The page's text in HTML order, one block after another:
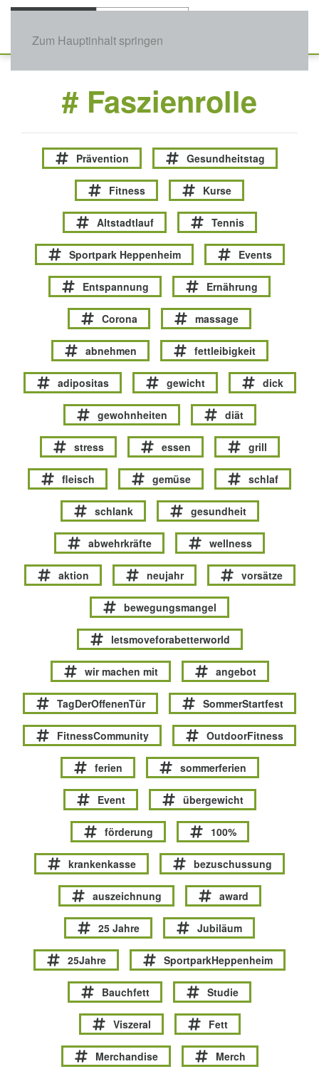
Zum Hauptinhalt springen
# Faszienrolle
Prävention Gesundheitstag
Fitness Kurse
Altstadtlauf Tennis
Sportpark Heppenheim Events
Entspannung Ernährung
Corona massage
abnehmen fettleibigkeit
adipositas gewicht dick
gewohnheiten diät
stress essen grill
fleisch gemüse schlaf
schlank gesundheit
abwehrkräfte wellness
aktion neujahr vorsätze
bewegungsmangel
letsmoveforabetterworld
wir machen mit angebot
TagDerOffenenTür SommerStartfest
FitnessCommunity OutdoorFitness
ferien sommerferien
Event übergewicht
förderung 100%
krankenkasse bezuschussung
auszeichnung award
25 Jahre Jubiläum
25Jahre SportparkHeppenheim
Bauchfett Studie
Viszeral Fett
Merchandise Merch